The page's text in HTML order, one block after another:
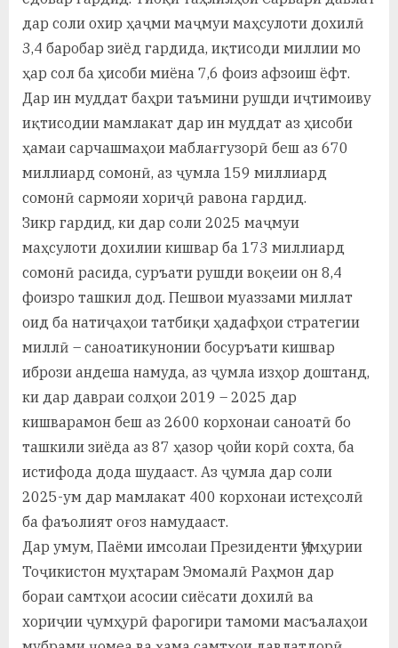
дар соли охир ҳаҷми маҷмуи маҳсулоти дохилӣ
3,4 баробар зиёд гардида, иқтисоди миллии мо
ҳар сол ба ҳисоби миёна 7,6 фоиз афзоиш ёфт.
Дар ин муддат баҳри таъмини рушди иҷтимоиву
иқтисодии мамлакат дар ин муддат аз ҳисоби
ҳамаи сарчашмаҳои маблағгузорӣ беш аз 670
миллиард сомонӣ, аз ҷумла 159 миллиард
сомонӣ сармояи хориҷӣ равона гардид.
Зикр гардид, ки дар соли 2025 маҷмуи
маҳсулоти дохилии кишвар ба 173 миллиард
сомонӣ расида, суръати рушди воқеии он 8,4
фоизро ташкил дод. Пешвои муаззами миллат
оид ба натиҷаҳои татбиқи ҳадафҳои стратегии
миллӣ – саноатикунонии босуръати кишвар
ибрози андеша намуда, аз ҷумла изҳор доштанд,
ки дар давраи солҳои 2019 – 2025 дар
кишварамон беш аз 2600 корхонаи саноатӣ бо
ташкили зиёда аз 87 ҳазор ҷойи корӣ сохта, ба
истифода дода шудааст. Аз ҷумла дар соли
2025-ум дар мамлакат 400 корхонаи истеҳсолӣ
ба фаъолият оғоз намудааст.
Дар умум, Паёми имсолаи Президенти Ҷумҳурии
Тоҷикистон муҳтарам Эмомалӣ Раҳмон дар
бораи самтҳои асосии сиёсати дохилӣ ва
хориҷии ҷумҳурӣ фарогири тамоми масъалаҳои